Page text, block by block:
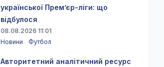
української Прем’єр-ліги: що
відбулося
08.08.2026 11:01
Новини
Футбол
Авторитетний аналітичний ресурс